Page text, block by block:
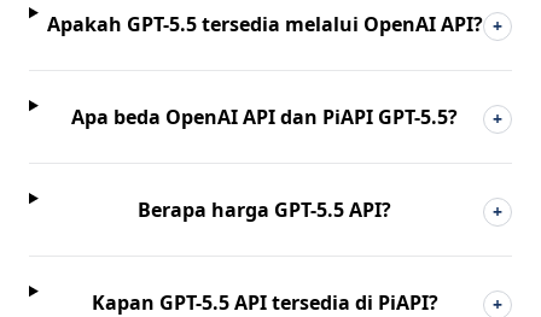
Apakah GPT-5.5 tersedia melalui OpenAI API? +
Apa beda OpenAI API dan PiAPI GPT-5.5? +
Berapa harga GPT-5.5 API? +
Kapan GPT-5.5 API tersedia di PiAPI? +